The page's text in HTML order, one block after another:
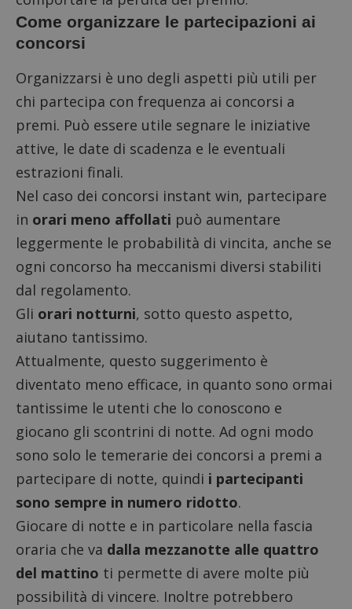
Come organizzare le partecipazioni ai
concorsi
Organizzarsi è uno degli aspetti più utili per
chi partecipa con frequenza ai concorsi a
premi. Può essere utile segnare le iniziative
attive, le date di scadenza e le eventuali
estrazioni finali.
Nel caso dei concorsi instant win, partecipare
in orari meno affollati può aumentare
leggermente le probabilità di vincita, anche se
ogni concorso ha meccanismi diversi stabiliti
dal regolamento.
Gli orari notturni, sotto questo aspetto,
aiutano tantissimo.
Attualmente, questo suggerimento è
diventato meno efficace, in quanto sono ormai
tantissime le utenti che lo conoscono e
giocano gli scontrini di notte. Ad ogni modo
sono solo le temerarie dei concorsi a premi a
partecipare di notte, quindi i partecipanti
sono sempre in numero ridotto.
Giocare di notte e in particolare nella fascia
oraria che va dalla mezzanotte alle quattro
del mattino ti permette di avere molte più
possibilità di vincere. Inoltre potrebbero